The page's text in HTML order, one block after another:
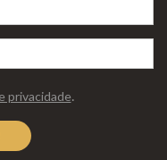
privacidade.